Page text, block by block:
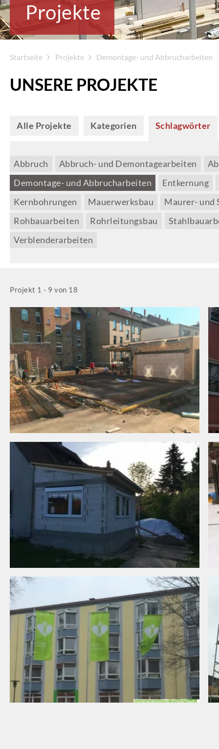
Projekte
Startseite Projekte Demontage- und Abbrucharbeiten
UNSERE PROJEKTE
Alle Projekte Kategorien Schlagwörter
Abbruch Abbruch- und Demontagearbeiten
Demontage- und Abbrucharbeiten
Entkernung
Kernbohrungen
Mauerwerksbau
Maurer- und
Rohbauarbeiten
Rohrleitungsbau
Verblenderarbeiten
Projekt 1 - 9 von 18